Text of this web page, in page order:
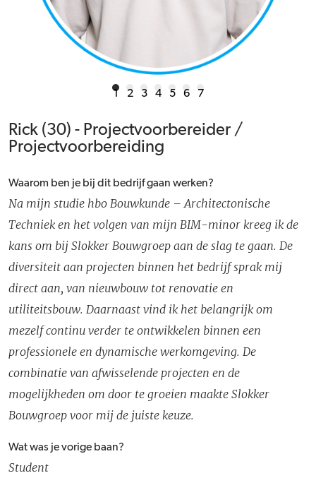
1 2 3 4 5 6 7
Rick (30) - Projectvoorbereider /
Projectvoorbereiding
Waarom ben je bij dit bedrijf gaan werken?
Na mijn studie hbo Bouwkunde – Architectonische
Techniek en het volgen van mijn BIM-minor kreeg ik de
kans om bij Slokker Bouwgroep aan de slag te gaan. De
diversiteit aan projecten binnen het bedrijf sprak mij
direct aan, van nieuwbouw tot renovatie en
utiliteitsbouw. Daarnaast vind ik het belangrijk om
mezelf continu verder te ontwikkelen binnen een
professionele en dynamische werkomgeving. De
combinatie van afwisselende projecten en de
mogelijkheden om door te groeien maakte Slokker
Bouwgroep voor mij de juiste keuze.
Wat was je vorige baan?
Student